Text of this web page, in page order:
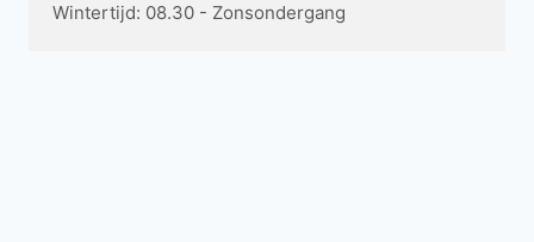
Wintertijd: 08.30 - Zonsondergang